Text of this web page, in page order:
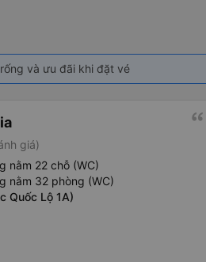
và ưu đãi khi đặt vé
giá)
nằm 22 chỗ (WC)
nằm 32 phòng (WC)
Quốc Lộ 1A)